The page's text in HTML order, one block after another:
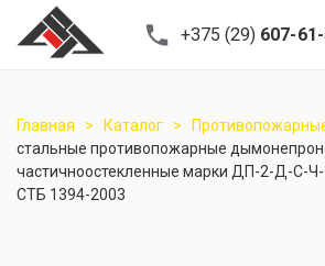
+375 (29) 607-
Главная Каталог
стальные противопожарные
частичноостекленные марки ДП-2-Д-С-
СТБ 1394-2003